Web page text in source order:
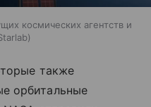
космических агентств и
также
орбитальные